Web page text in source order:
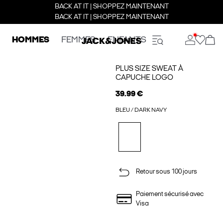
BACK AT IT | SHOPPEZ MAINTENANT
BACK AT IT | SHOPPEZ MAINTENANT
HOMMES FEMMES ENFANTS
PLUS SIZE SWEAT À
CAPUCHE LOGO
39.99 €
BLEU / DARK NAVY
Retour sous 100 jours
Paiement sécurisé avec
Visa